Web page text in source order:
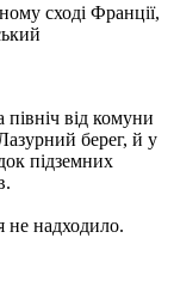
сході Франції,
від комуни
берег, й у
підземних
не надходило.